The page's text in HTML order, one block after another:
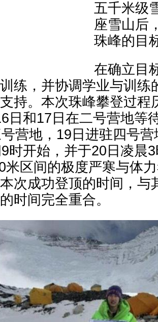
五千米级
座雪山后
珠峰的目
在确立目
练，并协调学业与训练
持。本次珠峰攀登过程
日和17日在二号营地等
营地，19日进驻四号
时开始，并于20日凌晨
米区间的极度严寒与体
次成功登顶的时间，与
时间完全重合。